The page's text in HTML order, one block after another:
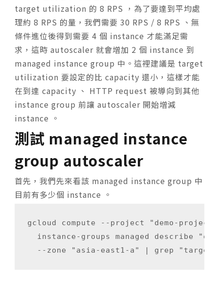
target utilization 的 8 RPS ，為了要達到平均處
理約 8 RPS 的量，我們需要 30 RPS / 8 RPS 、無
條件進位後得到需要 4 個 instance 才能滿足需
求，這時 autoscaler 就會增加 2 個 instance 到
managed instance group 中。這裡建議是 target
utilization 要設定的比 capacity 還小，這樣才能
在到達 capacity 、 HTTP request 被導向到其他
instance group 前讓 autoscaler 開始增減
instance 。
測試 managed instance
group autoscaler
首先，我們先來看該 managed instance group 中
目前有多少個 instance 。
gcloud compute --project "demo-
instance-groups managed describe